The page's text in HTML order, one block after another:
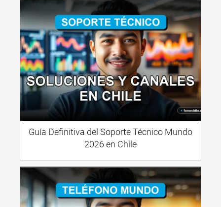
Guía Definitiva del Soporte Técnico Mundo
2026 en Chile